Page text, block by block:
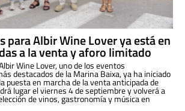
para Albir Wine Lover ya está en
a la venta y aforo limitado
Wine Lover, uno de los eventos
destacados de la Marina Baixa, ya ha iniciado
puesta en marcha de la venta anticipada de
lugar el viernes 4 de septiembre y volverá a
de vinos, gastronomía y música en